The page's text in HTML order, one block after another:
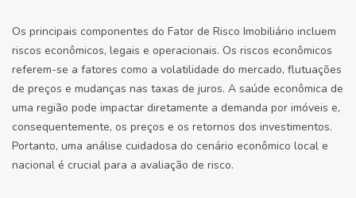
Os principais componentes do Fator de Risco Imobiliário incluem
riscos econômicos, legais e operacionais. Os riscos econômicos
referem-se a fatores como a volatilidade do mercado, flutuações
de preços e mudanças nas taxas de juros. A saúde econômica de
uma região pode impactar diretamente a demanda por imóveis e,
consequentemente, os preços e os retornos dos investimentos.
Portanto, uma análise cuidadosa do cenário econômico local e
nacional é crucial para a avaliação de risco.